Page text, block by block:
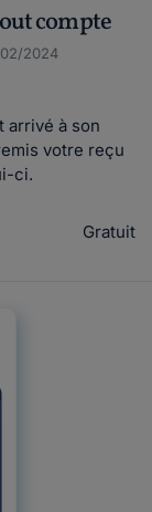
compte
2024
arrivé à son
votre reçu
ci.
Gratuit